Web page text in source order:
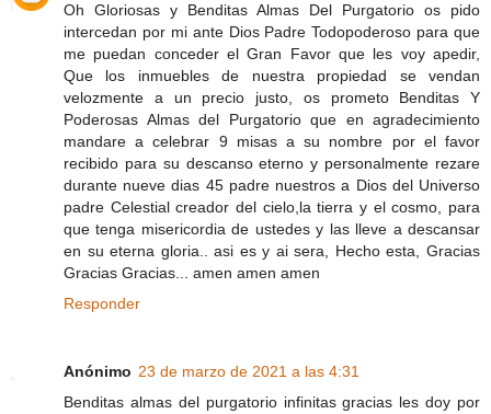
Oh Gloriosas y Benditas Almas Del Purgatorio os pido
intercedan por mi ante Dios Padre Todopoderoso para que
me puedan conceder el Gran Favor que les voy apedir,
Que los inmuebles de nuestra propiedad se vendan
velozmente a un precio justo, os prometo Benditas Y
Poderosas Almas del Purgatorio que en agradecimiento
mandare a celebrar 9 misas a su nombre por el favor
recibido para su descanso eterno y personalmente rezare
durante nueve dias 45 padre nuestros a Dios del Universo
padre Celestial creador del cielo,la tierra y el cosmo, para
que tenga misericordia de ustedes y las lleve a descansar
en su eterna gloria.. asi es y ai sera, Hecho esta, Gracias
Gracias Gracias... amen amen amen
Responder
Anónimo 23 de marzo de 2021 a las 4:31
Benditas almas del purgatorio infinitas gracias les doy por